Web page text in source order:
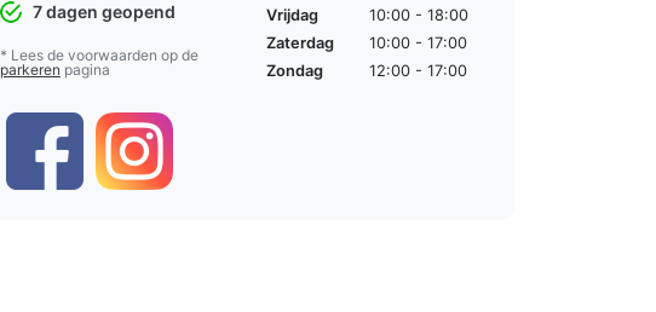
7 dagen geopend
* Lees de voorwaarden op de
parkeren pagina
Vrijdag
10:00 - 18:00
Zaterdag
10:00 - 17:00
Zondag
12:00 - 17:00